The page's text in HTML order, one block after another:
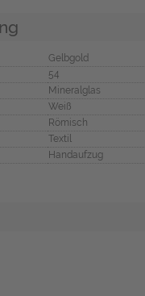
Gelbgold
54
Mineralglas
Weiß
Römisch
Textil
Handaufzug